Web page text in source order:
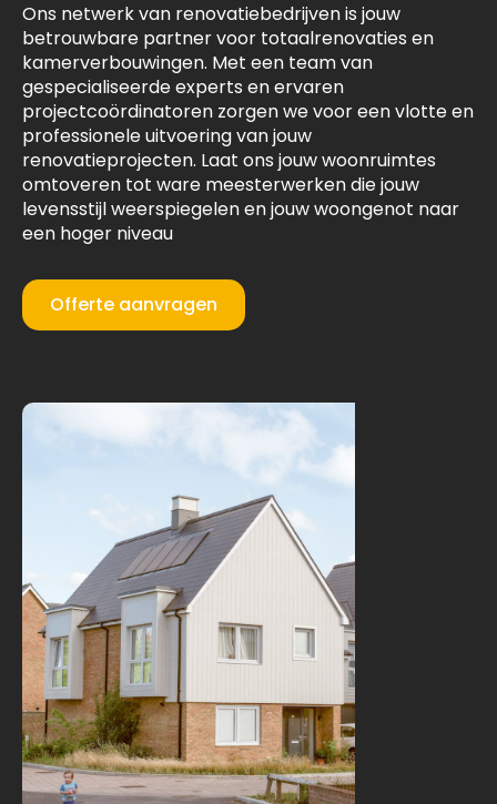
Ons netwerk van renovatiebedrijven is jouw
betrouwbare partner voor totaalrenovaties en
kamerverbouwingen. Met een team van
gespecialiseerde experts en ervaren
projectcoördinatoren zorgen we voor een vlotte en
professionele uitvoering van jouw
renovatieprojecten. Laat ons jouw woonruimtes
omtoveren tot ware meesterwerken die jouw
levensstijl weerspiegelen en jouw woongenot naar
een hoger niveau
Offerte aanvragen